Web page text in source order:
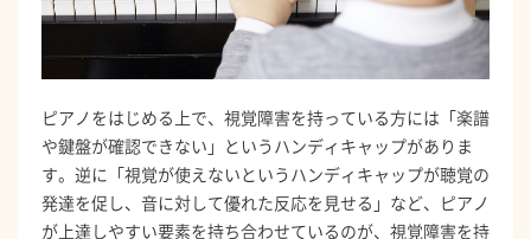
ピアノをはじめる上で、視覚障害を持っている方には「楽譜
や鍵盤が確認できない」というハンディキャップがありま
す。逆に「視覚が使えないというハンディキャップが聴覚の
発達を促し、音に対して優れた反応を見せる」など、ピアノ
が上達しやすい要素を持ち合わせているのが、視覚障害を持